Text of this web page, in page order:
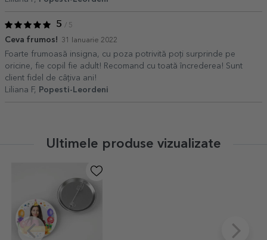
5 / 5
Ceva frumos! 31 Ianuarie 2022
Foarte frumoasă insigna, cu poza potrivită poți surprinde pe
oricine, fie copil fie adult! Recomand cu toată încrederea! Sunt
client fidel de câțiva ani!
Liliana F,
Popesti-Leordeni
Ultimele produse vizualizate